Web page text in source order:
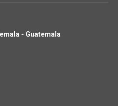
- Guatemala